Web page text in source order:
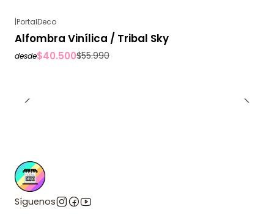
|PortalDeco
Alfombra Vinílica / Tribal Sky
desde$40.500$55.990
Síguenos